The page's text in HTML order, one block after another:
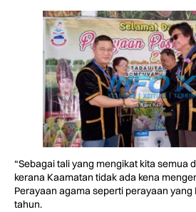
“Sebagai tali yang mengikat kita semua
kerana Kaamatan tidak ada kena
Perayaan agama seperti perayaan yang
tahun.